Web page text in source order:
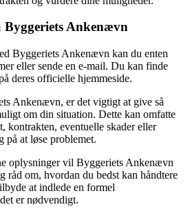
Ankenævn
Byggeriets Ankenævn kan du enten
eller sende en e-mail. Du kan finde
deres officielle hjemmeside.
Ankenævn, er det vigtigt at give så
om din situation. Dette kan omfatte
kontrakten, eventuelle skader eller
på at løse problemet.
oplysninger vil Byggeriets Ankenævn
råd om, hvordan du bedst kan håndtere
at indlede en formel
er nødvendigt.